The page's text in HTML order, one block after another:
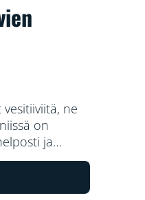
ne
on
ja
kun haluat
WiFi-